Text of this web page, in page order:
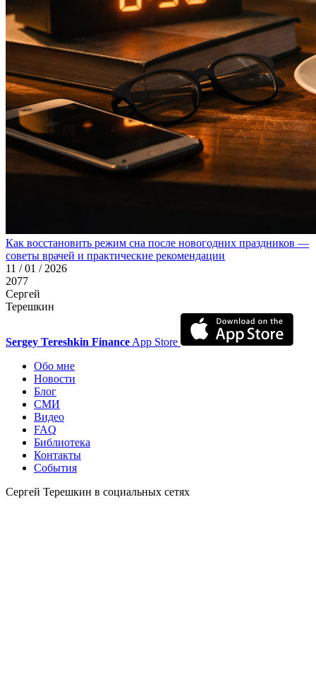
Как восстановить режим сна после новогодних праздников —
советы врачей и практические рекомендации
11 / 01 / 2026
2077
Сергей
Терешкин
Sergey Tereshkin Finance App Store
Обо мне
Новости
Блог
СМИ
Видео
FAQ
Библиотека
Контакты
События
Сергей Терешкин в социальных сетях